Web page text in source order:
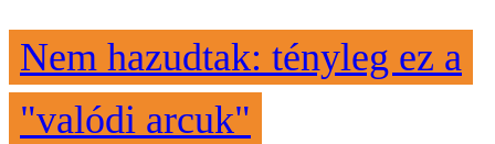
Nem hazudtak: tényleg ez a
"valódi arcuk"